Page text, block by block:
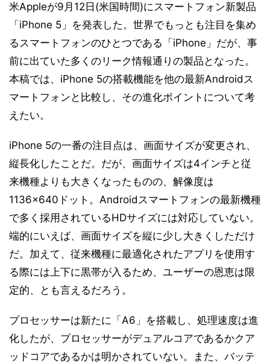
米Appleが9月12日(米国時間)にスマートフォン新製品
「iPhone 5」を発表した。世界でもっとも注目を集め
るスマートフォンのひとつである「iPhone」だが、事
前に出ていた多くのリーク情報通りの製品となった。
本稿では、iPhone 5の搭載機能を他の最新Androidス
マートフォンと比較し、その進化ポイントについて考
えたい。
iPhone 5の一番の注目点は、画面サイズが変更され、
縦長化したことだ。だが、画面サイズは4インチと従
来機種よりも大きくなったものの、解像度は
1136×640ドット。Androidスマートフォンの最新機種
で多く採用されているHDサイズには対応していない。
端的にいえば、画面サイズを縦に少し大きくしただけ
だ。加えて、従来機種に最適化されたアプリを使用す
る際には上下に黒帯が入るため、ユーザーの恩恵は限
定的、とも言えるだろう。
プロセッサーは新たに「A6」を搭載し、処理速度は進
化したが、プロセッサーがデュアルコアであるかクア
ッドコアであるかは明かされていない。また、バッテ